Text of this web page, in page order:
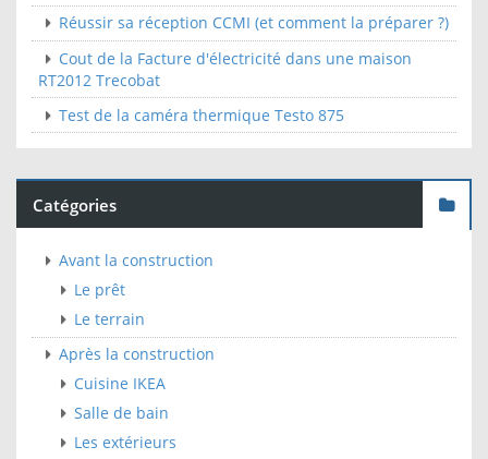
Réussir sa réception CCMI (et comment la préparer ?)
Cout de la Facture d'électricité dans une maison
RT2012 Trecobat
Test de la caméra thermique Testo 875
Catégories
Avant la construction
Le prêt
Le terrain
Après la construction
Cuisine IKEA
Salle de bain
Les extérieurs